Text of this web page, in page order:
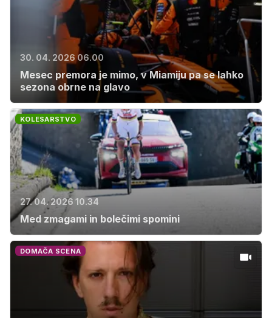
30. 04. 2026 06.00
Mesec premora je mimo, v Miamiju pa se lahko
sezona obrne na glavo
KOLESARSTVO
27. 04. 2026 10.34
Med zmagami in bolečimi spomini
DOMAČA SCENA